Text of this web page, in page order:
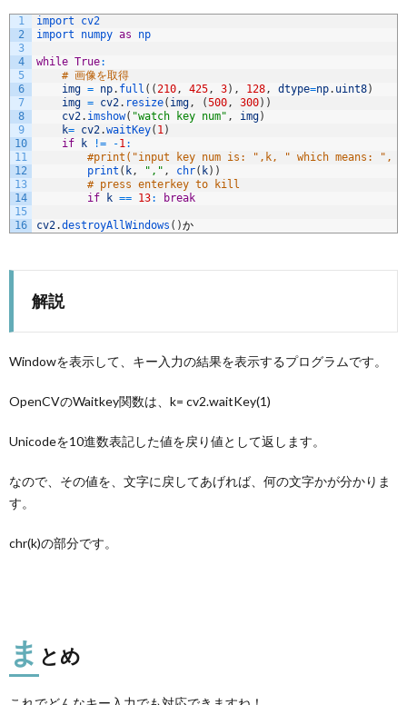
1
2
3
4
5
6
7
8
9
10
11
12
13
14
15
16
import cv2
import numpy as np
while True:
# 画像を取得
img = np. full ( ( 210 , 425 , 3) , 128 , dtype=np. uint8)
img = cv2. resize( img , (500 , 300) )
cv2. imshow( "watch key num" , img)
k= cv2.waitKey( 1 )
if
k != -1 :
#print("input key num is: ",k, " which means: ",
print ( k , "," , chr( k) )
# press enterkey to kill
if
k == 13: break
cv2.destroyAllWindows ( )か
解説
Windowを表示して、キー入力の結果を表示するプログラムです。
OpenCVのWaitkey関数は、k= cv2.waitKey(1)
Unicodeを10進数表記した値を戻り値として返します。
なので、その値を、文字に戻してあげれば、何の文字かが分かりま
す。
chr(k)の部分です。
ま とめ